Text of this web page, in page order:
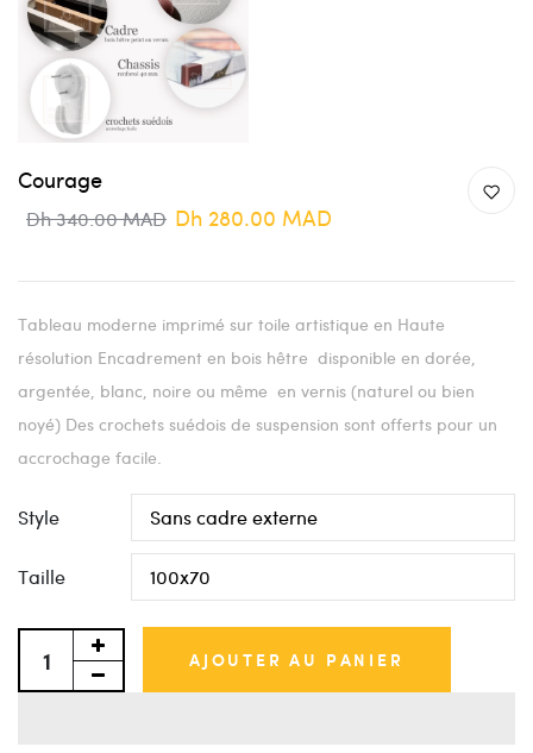
Courage
Dh 340.00 MAD Dh 280.00 MAD
Tableau moderne imprimé sur toile artistique en Haute
résolution Encadrement en bois hêtre disponible en dorée,
argentée, blanc, noire ou même en vernis (naturel ou bien
noyé) Des crochets suédois de suspension sont offerts pour un
accrochage facile.
Style
Taille
AJOUTER AU PANIER